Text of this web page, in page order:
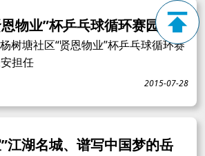
物业”杯乒乓球循环赛园满
树塘社区“贤恩物业”杯乒乓球循环赛
担任
2015-07-28
江湖名城、谱写中国梦的岳